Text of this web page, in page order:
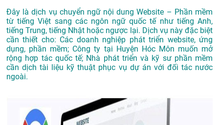
Đây là dịch vụ chuyển ngữ nội dung Website – Phần mềm
từ tiếng Việt sang các ngôn ngữ quốc tế như tiếng Anh,
tiếng Trung, tiếng Nhật hoặc ngược lại. Dịch vụ này đặc biệt
cần thiết cho: Các doanh nghiệp phát triển website, ứng
dụng, phần mềm; Công ty tại Huyện Hóc Môn muốn mở
rộng hợp tác quốc tế; Nhà phát triển và kỹ sư phần mềm
cần dịch tài liệu kỹ thuật phục vụ dự án với đối tác nước
ngoài.